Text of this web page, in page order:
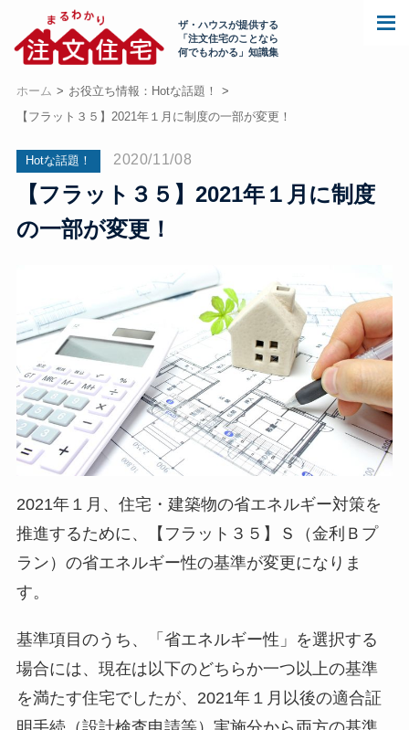
ザ・ハウスが提供する
「注文住宅のことなら
何でもわかる」知識集
ホーム
お役立ち情報：Hotな話題！
【フラット３５】2021年１月に制度の一部が変更！
Hotな話題！ 2020/11/08
【フラット３５】2021年１月に制度
の一部が変更！
2021年１月、住宅・建築物の省エネルギー対策を
推進するために、【フラット３５】Ｓ（金利Ｂプ
ラン）の省エネルギー性の基準が変更になりま
す。
基準項目のうち、「省エネルギー性」を選択する
場合には、現在は以下のどちらか一つ以上の基準
を満たす住宅でしたが、2021年１月以後の適合証